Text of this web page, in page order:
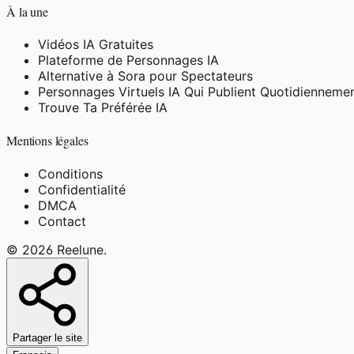
À la une
Vidéos IA Gratuites
Plateforme de Personnages IA
Alternative à Sora pour Spectateurs
Personnages Virtuels IA Qui Publient
Trouve Ta Préférée IA
Mentions légales
Conditions
Confidentialité
DMCA
Contact
© 2026 Reelune.
Partager le site